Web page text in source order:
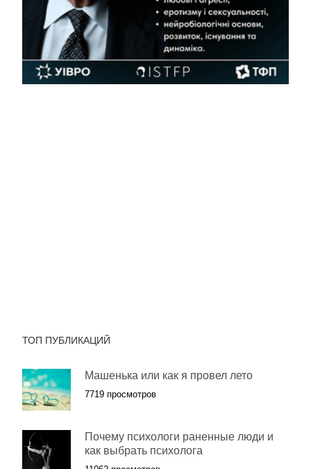
ТОП ПУБЛИКАЦИЙ
Машенька или как я провел лето
7719 просмотров
Почему психологи раненные люди и
как выбрать психолога